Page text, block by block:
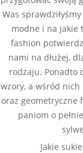
Was
modne i na jakie
fashion
nami na dłużej,
rodzaju. Ponadto
wzory, a wśród
oraz geometryczne
paniom o
Jakie